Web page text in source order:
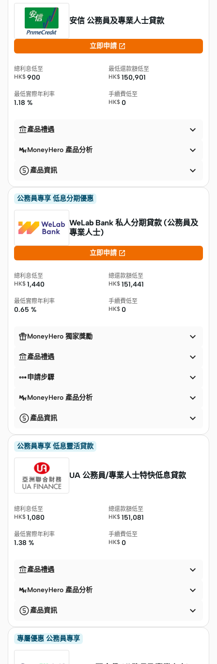
安信 公務員及專業人士貸款
立即申請 
總利息低至
HK$ 900
最低還款額低至
HK$ 150,901
最低實際年利率
1.18 %
手續費低至
HK$ 0
產品禮遇 
MoneyHero 產品分析 
產品資訊 
公務員專享 低息分期優惠
WeLab Bank 私人分期貸款 (公務員及
專業人士)
立即申請 
總利息低至
HK$ 1,440
總還款額低至
HK$ 151,441
最低實際年利率
0.65 %
手續費低至
HK$ 0
MoneyHero 獨家獎勵 
產品禮遇 
申請步驟 
MoneyHero 產品分析 
產品資訊 
公務員專享 低息靈活貸款
UA 公務員/專業人士特快低息貸款
總利息低至
HK$ 1,080
總還款額低至
HK$ 151,081
最低實際年利率
1.38 %
手續費低至
HK$ 0
產品禮遇 
MoneyHero 產品分析 
產品資訊 
專屬優惠 公務員專享